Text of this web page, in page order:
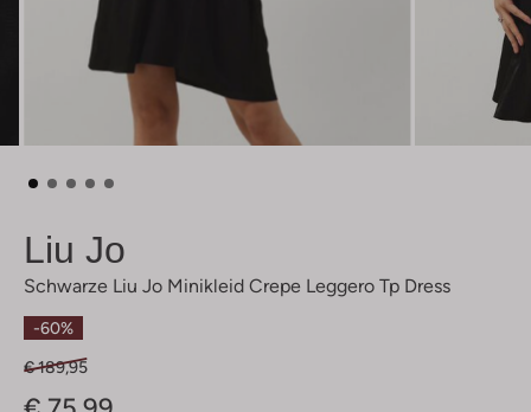
Liu Jo
Schwarze Liu Jo Minikleid Crepe Leggero Tp Dress
-60%
€ 189,95